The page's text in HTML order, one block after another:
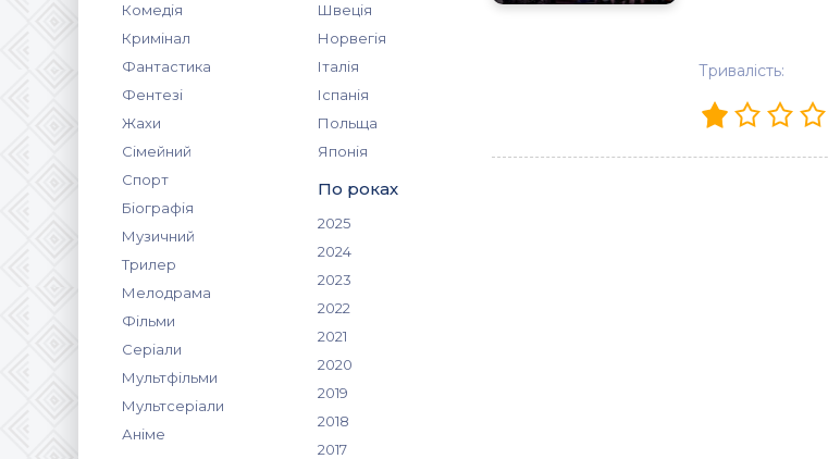
Комедія
Кримінал
Фантастика
Фентезі
Жахи
Сімейний
Спорт
Біографія
Музичний
Трилер
Мелодрама
Фільми
Серіали
Мультфільми
Мультсеріали
Аніме
Швеція
Норвегія
Італія
Іспанія
Польща
Японія
По роках
2025
2024
2023
2022
2021
2020
2019
2018
2017
Тривалість: